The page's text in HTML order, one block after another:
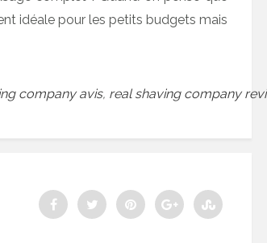
idéale pour les petits budgets mais
company avis, real shaving company revi